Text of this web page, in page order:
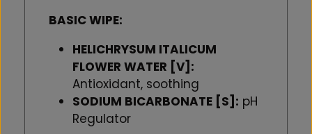
BASIC WIPE:
HELICHRYSUM ITALICUM
FLOWER WATER [V]:
Antioxidant, soothing
SODIUM BICARBONATE [S]: pH
Regulator